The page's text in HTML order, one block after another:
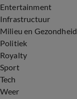
Entertainment
Infrastructuur
Milieu en Gezondheid
Politiek
Royalty
Sport
Tech
Weer